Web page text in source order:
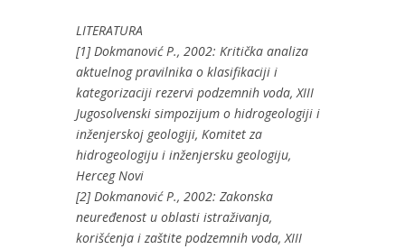
LITERATURA
[1] Dokmanović P., 2002: Kritička analiza
aktuelnog pravilnika o klasifikaciji i
kategorizaciji rezervi podzemnih voda, XIII
Jugosolvenski simpozijum o hidrogeologiji i
inženjerskoj geologiji, Komitet za
hidrogeologiju i inženjersku geologiju,
Herceg Novi
[2] Dokmanović P., 2002: Zakonska
neuređenost u oblasti istraživanja,
korišćenja i zaštite podzemnih voda, XIII